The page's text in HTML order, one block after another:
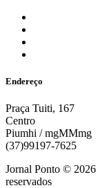
Endereço
Praça Tuiti, 167
Centro
Piumhi / mgMMmg
(37)99197-7625
Jornal Ponto © 2026
reservados